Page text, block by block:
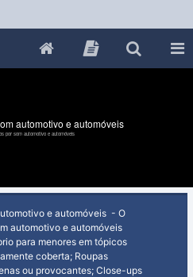
automotivo e automóveis
por som automotivo e automóveis
e automóveis - O
automotivo e automóveis
para menores em tópicos
coberta; Roupas
ou provocantes; Close-ups